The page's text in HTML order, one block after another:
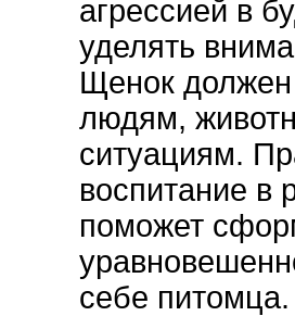
агрессией в
уделять
Щенок
людям,
ситуациям.
воспитание в
поможет
себе питомца.